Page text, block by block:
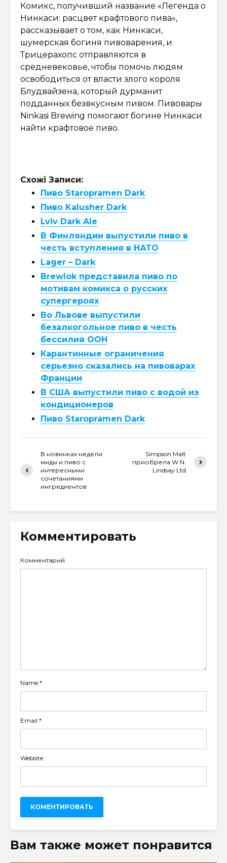
Комикс, получивший название «Легенда о
Нинкаси: расцвет крафтового пива»,
рассказывает о том, как Нинкаси,
шумерская богиня пивоварения, и
Трицерахопс отправляются в
средневековье, чтобы помочь людям
освободиться от власти злого короля
Блудвайзена, который дурманит
подданных безвкусным пивом. Пивовары
Ninkasi Brewing помогают богине Нинкаси
найти крафтовое пиво.
Схожі Записи:
Пиво Staropramen Dark
Пиво Kalusher Dark
Lviv Dark Ale
В Финляндии выпустили пиво в
честь вступления в НАТО
Lager – Dark
Brewlok представила пиво по
мотивам комикса о русских
супергероях
Во Львове выпустили
безалкогольное пиво в честь
бессилия ООН
Карантинные ограничения
серьезно сказались на пивоварах
Франции
В США выпустили пиво с водой из
кондиционеров
Пиво Staropramen Dark
В новинках недели
миды и пиво с
интересными
сочетаниями
ингредиентов
Simpson Malt
приобрела W.N.
Lindsay Ltd
Комментировать
Комментарий
Name *
Email *
Website
Вам также может понравится